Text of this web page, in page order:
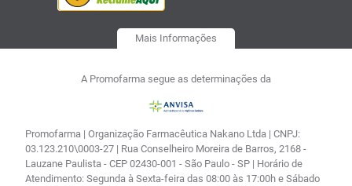
Mais Informações
A Promofarma segue as determinações da
Promofarma | Organização Farmacêutica Nakano Ltda | CNPJ:
03.123.210\0003-27 | Rua Conselheiro Moreira de Barros, 2168 -
Lauzane Paulista - CEP 02430-001 - São Paulo - SP | Horário de
Atendimento: Segunda à Sexta-feira das 08:00 às 17:00h e Sábado